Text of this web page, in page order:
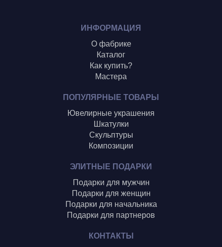
ИНФОРМАЦИЯ
О фабрике
Каталог
Как купить?
Мастера
ПОПУЛЯРНЫЕ ТОВАРЫ
Ювелирные украшения
Шкатулки
Скульптуры
Композиции
ЭЛИТНЫЕ ПОДАРКИ
Подарки для мужчин
Подарки для женщин
Подарки для начальника
Подарки для партнеров
КОНТАКТЫ